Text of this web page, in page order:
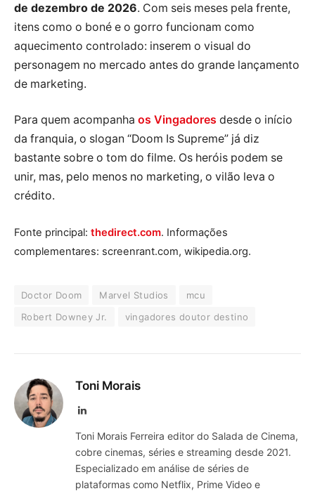
de dezembro de 2026. Com seis meses pela frente,
itens como o boné e o gorro funcionam como
aquecimento controlado: inserem o visual do
personagem no mercado antes do grande lançamento
de marketing.
Para quem acompanha os Vingadores desde o início
da franquia, o slogan “Doom Is Supreme” já diz
bastante sobre o tom do filme. Os heróis podem se
unir, mas, pelo menos no marketing, o vilão leva o
crédito.
Fonte principal: thedirect.com. Informações
complementares: screenrant.com, wikipedia.org.
Doctor Doom Marvel Studios
mcu
Robert Downey Jr.
vingadores doutor destino
Toni Morais
LinkedIn
Toni Morais Ferreira editor do Salada de Cinema,
cobre cinemas, séries e streaming desde 2021.
Especializado em análise de séries de
plataformas como Netflix, Prime Video e